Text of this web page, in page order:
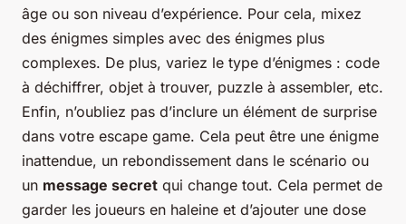
âge ou son niveau d’expérience. Pour cela, mixez
des énigmes simples avec des énigmes plus
complexes. De plus, variez le type d’énigmes : code
à déchiffrer, objet à trouver, puzzle à assembler, etc.
Enfin, n’oubliez pas d’inclure un élément de surprise
dans votre escape game. Cela peut être une énigme
inattendue, un rebondissement dans le scénario ou
un message secret qui change tout. Cela permet de
garder les joueurs en haleine et d’ajouter une dose